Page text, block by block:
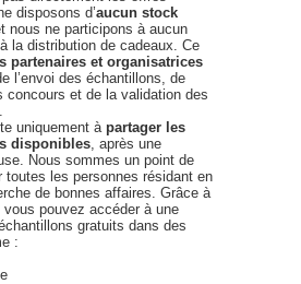
disposons d’aucun stock
nous ne participons à aucun
la distribution de cadeaux. Ce
partenaires et organisatrices
l’envoi des échantillons, de
concours et de la validation des
uniquement à partager les
disponibles , après une
Nous sommes un point de
toutes les personnes résidant en
de bonnes affaires. Grâce à
pouvez accéder à une
gratuits dans des
: